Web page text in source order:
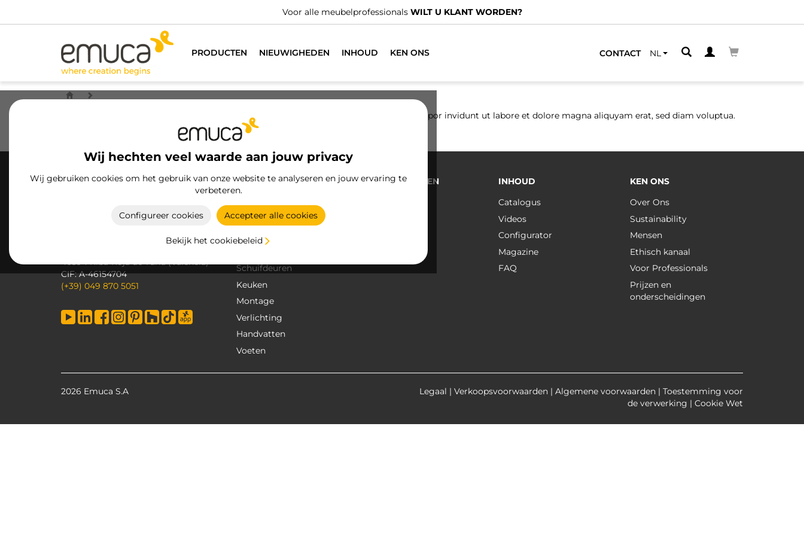
Voor alle meubelprofessionals WILT U KLANT WORDEN?
PRODUCTEN NIEUWIGHEDEN INHOUD KEN ONS CONTACT NL
Wij hechten veel waarde aan jouw privacy
Wij gebruiken cookies om het gebruik van onze website te analyseren en jouw ervaring te
verbeteren.
Configureer cookies Accepteer alle cookies
Bekijk het cookiebeleid
Lorem ipsum dolor sit amet, consetetur sadipscing elitr, sed diam nonumy eirmod tempor invidunt ut labore et dolore magna aliquyam erat, sed diam voluptua.
46394 Riba-Roja de Túria (Valencia)
CIF: A-46154704
(+39) 049 870 5051
PRODUCTEN
Schuiven
Scharnieren
Schuifdeuren
Keuken
Montage
Verlichting
Handvatten
Voeten
NIEUWIGHEDEN
INHOUD
Catalogus
Videos
Configurator
Magazine
FAQ
KEN ONS
Over Ons
Sustainability
Mensen
Ethisch kanaal
Voor Professionals
Prijzen en
onderscheidingen
2026 Emuca S.A Legaal | Verkoopsvoorwaarden | Algemene voorwaarden | Toestemming voor
de verwerking | Cookie Wet